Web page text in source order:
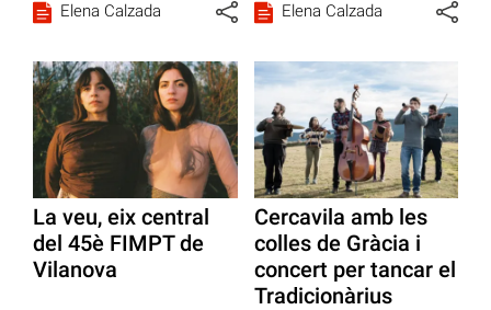
Elena Calzada Elena Calzada
La veu, eix central
del 45è FIMPT de
Vilanova
Cercavila amb les
colles de Gràcia i
concert per tancar el
Tradicionàrius